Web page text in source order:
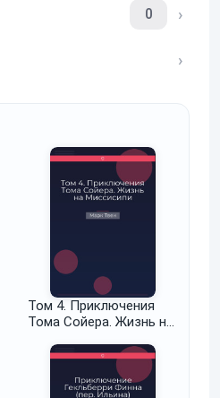
0
Том 4. Приключения
Тома Сойера. Жизнь на